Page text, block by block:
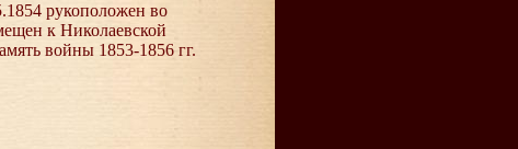
рукоположен во
к Николаевской
войны 1853-1856 гг.